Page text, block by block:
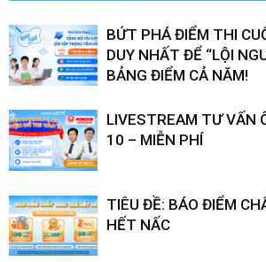
BỨT PHÁ ĐIỂM THI
DUY NHẤT ĐỂ “LỘI
BẢNG ĐIỂM CẢ NĂM!
LIVESTREAM TƯ VẤN
10 – MIỄN PHÍ
TIÊU ĐỀ: BÁO ĐIỂM
HẾT NẤC